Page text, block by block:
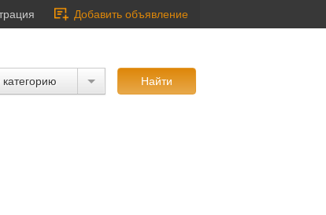
Добавить объявление